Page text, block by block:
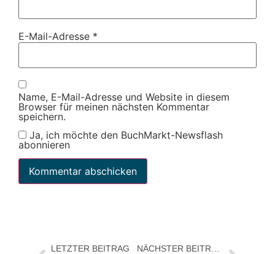
E-Mail-Adresse *
Name, E-Mail-Adresse und Website in diesem
Browser für meinen nächsten Kommentar
speichern.
Ja, ich möchte den BuchMarkt-Newsflash
abonnieren
LETZTER BEITRAG